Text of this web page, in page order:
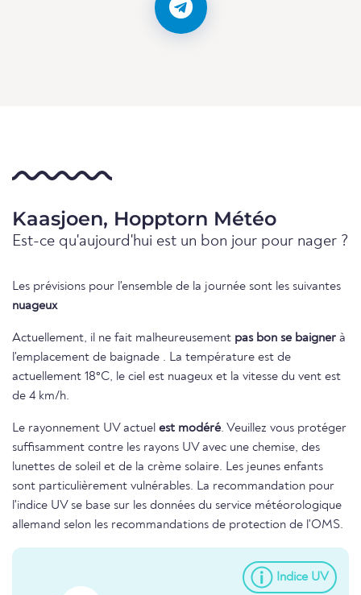
Kaasjoen, Hopptorn Météo
Est-ce qu'aujourd'hui est un bon jour pour nager ?
Les prévisions pour l'ensemble de la journée sont les suivantes
nuageux
Actuellement, il ne fait malheureusement pas bon se baigner à
l'emplacement de baignade . La température est de
actuellement 18°C, le ciel est nuageux et la vitesse du vent est
de 4 km/h.
Le rayonnement UV actuel est modéré. Veuillez vous protéger
suffisamment contre les rayons UV avec une chemise, des
lunettes de soleil et de la crème solaire. Les jeunes enfants
sont particulièrement vulnérables. La recommandation pour
l'indice UV se base sur les données du service météorologique
allemand selon les recommandations de protection de l'OMS.
Indice UV